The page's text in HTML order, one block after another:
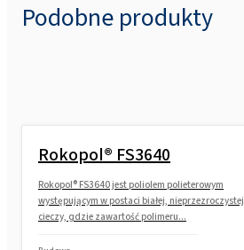
Podobne produkty
Rokopol® FS3640
Rokopol® FS3640 jest poliolem polieterowym
występującym w postaci białej, nieprzezroczystej
cieczy, gdzie zawartość polimeru...